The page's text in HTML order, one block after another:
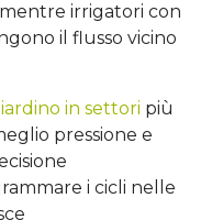
mentre irrigatori con
il flusso vicino
in settori più
pressione e
i cicli nelle